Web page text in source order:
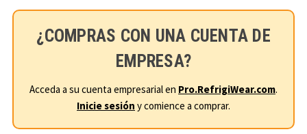
¿COMPRAS CON UNA CUENTA DE
EMPRESA?
Acceda a su cuenta empresarial en Pro.RefrigiWear.com.
Inicie sesión y comience a comprar.